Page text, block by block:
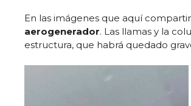
En las imágenes que aquí
aerogenerador. Las llamas y la
estructura, que habrá quedado